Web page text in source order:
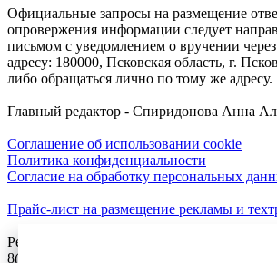
Официальные запросы на размещение
опровержения информации следует
письмом с уведомлением о вручении
адресу: 180000, Псковская область, г.
либо обращаться лично по тому же адресу.
Главный редактор - Спиридонова Анна
Соглашение об использовании cookie
Политика конфиденциальности
Согласие на обработку персональных
Прайс-лист на размещение рекламы и
Реклама на сайте
8(921)508-52-62, телефон 8(8112) 500-131